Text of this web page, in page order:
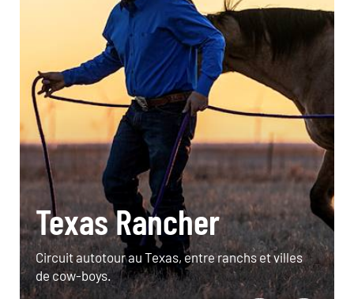
Texas Rancher
Circuit autotour au Texas, entre ranchs et villes
de cow-boys.